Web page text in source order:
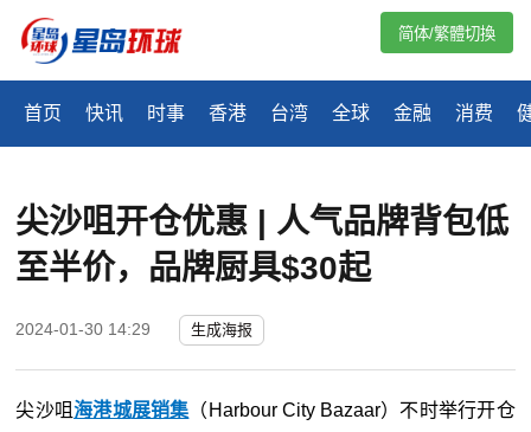
首页 快讯 时事 香港 台湾 全球 金融 消费
简体/繁體切換
尖沙咀开仓优惠 | 人气品牌背包低
至半价，品牌厨具$30起
2024-01-30 14:29 生成海报
尖沙咀海港城展销集 （Harbour City Bazaar）不时举行开仓